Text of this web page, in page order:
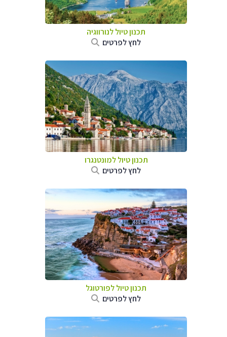
תכנון טיול לנורווגיה
לחץ לפרטים
תכנון טיול למונטנגרו
לחץ לפרטים
תכנון טיול לפורטוגל
לחץ לפרטים